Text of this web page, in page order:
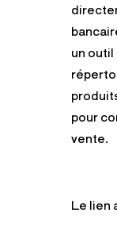
un
pour
vente.
Le lien